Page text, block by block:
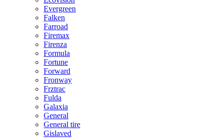
Evergreen
Falken
Farroad
Firemax
Firenza
Formula
Fortune
Forward
Fronway
Frztrac
Fulda
Galaxia
General
General tire
Gislaved